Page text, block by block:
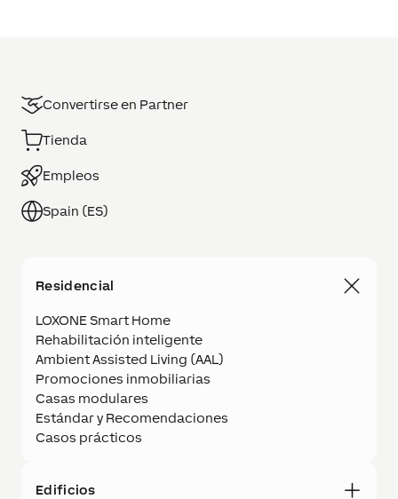
Convertirse en Partner
Tienda
Empleos
Spain (ES)
Residencial
LOXONE Smart Home
Rehabilitación inteligente
Ambient Assisted Living (AAL)
Promociones inmobiliarias
Casas modulares
Estándar y Recomendaciones
Casos prácticos
Edificios